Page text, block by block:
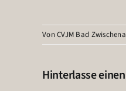
VonCVJM Bad
Hinterlasse